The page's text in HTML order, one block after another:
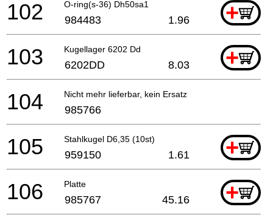
O-ring(s-36) Dh50sa1 +
102 984483 1.96
Kugellager 6202 Dd +
103 6202DD 8.03
Nicht mehr lieferbar, kein Ersatz
104 985766
Stahlkugel D6,35 (10st) +
105 959150 1.61
Platte +
106 985767 45.16